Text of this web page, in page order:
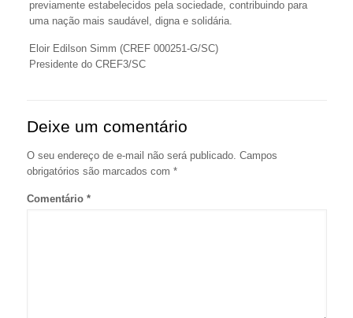
previamente estabelecidos pela sociedade, contribuindo para
uma nação mais saudável, digna e solidária.
Eloir Edilson Simm (CREF 000251-G/SC)
Presidente do CREF3/SC
Deixe um comentário
O seu endereço de e-mail não será publicado. Campos
obrigatórios são marcados com *
Comentário *